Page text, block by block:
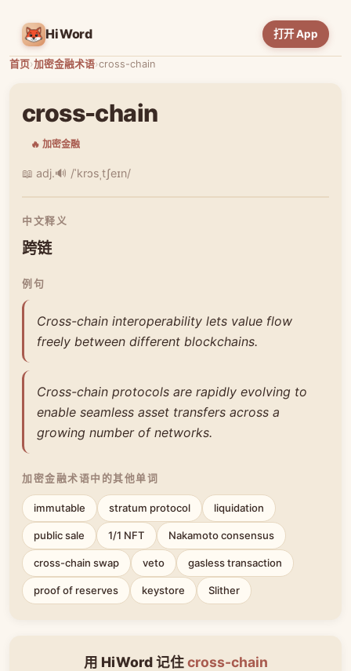
HiWord 打开 App
首页›加密金融术语›cross-chain
cross-chain
🔥 加密金融
📖 adj.🔊 /ˈkrɔsˌtʃeɪn/
中文释义
跨链
例句
Cross-chain interoperability lets value flow
freely between different blockchains.
Cross-chain protocols are rapidly evolving to
enable seamless asset transfers across a
growing number of networks.
加密金融术语中的其他单词
immutable stratum protocol liquidation
public sale 1/1 NFT Nakamoto consensus
cross-chain swap veto gasless transaction
proof of reserves keystore Slither
用 HiWord 记住cross-chain